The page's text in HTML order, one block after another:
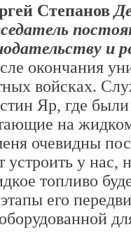
Степанов
и
окончания
войсках.
Яр, где были
на
очевидны
устроить у
топливо
его